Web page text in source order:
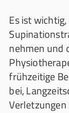
Es ist
nehmen und
frühzeitige
bei,